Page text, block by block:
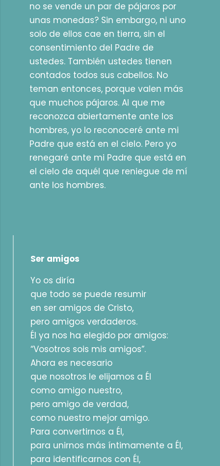
no se vende un par de pájaros por
unas monedas? Sin embargo, ni uno
solo de ellos cae en tierra, sin el
consentimiento del Padre de
ustedes. También ustedes tienen
contados todos sus cabellos. No
teman entonces, porque valen más
que muchos pájaros. Al que me
reconozca abiertamente ante los
hombres, yo lo reconoceré ante mi
Padre que está en el cielo. Pero yo
renegaré ante mi Padre que está en
el cielo de aquél que reniegue de mí
ante los hombres.
Ser amigos
Yo os diría
que todo se puede resumir
en ser amigos de Cristo,
pero amigos verdaderos.
Él ya nos ha elegido por amigos:
“Vosotros sois mis amigos”.
Ahora es necesario
que nosotros le elijamos a Él
como amigo nuestro,
pero amigo de verdad,
como nuestro mejor amigo.
Para convertirnos a Él,
para unirnos más íntimamente a Él,
para identificarnos con Él,